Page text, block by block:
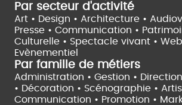
Par secteur d'activité
Art • Design • Architecture •
Presse • Communication •
Culturelle • Spectacle vivant •
Evènementiel
Par famille de métiers
Administration • Gestion •
• Décoration • Scénographie •
Communication • Promotion •